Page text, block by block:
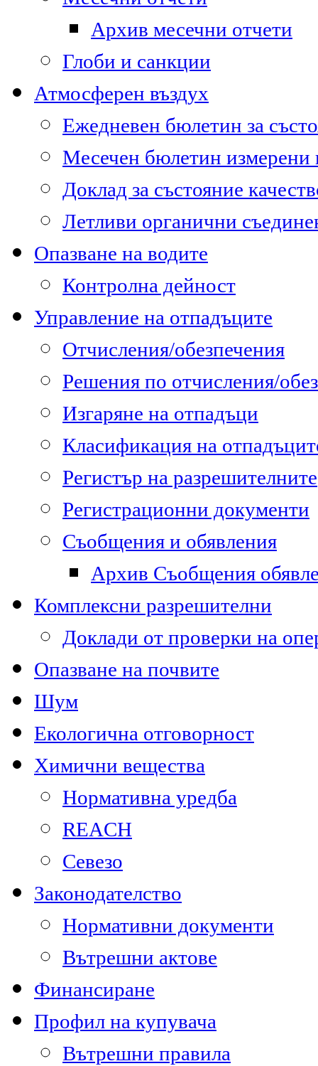
Архив месечни отчети
Глоби и санкции
Атмосферен въздух
Ежедневен бюлетин за
Месечен бюлетин
Доклад за състояние
Летливи органични
Опазване на водите
Контролна дейност
Управление на отпадъците
Отчисления/обезпечения
Решения по отчисления/
Изгаряне на отпадъци
Класификация на
Регистър на разрешителните
Регистрационни документи
Съобщения и обявления
Архив Съобщения
Комплексни разрешителни
Доклади от проверки на
Опазване на почвите
Шум
Екологична отговорност
Химични вещества
Нормативна уредба
REACH
Севезо
Законодателство
Нормативни документи
Вътрешни актове
Финансиране
Профил на купувача
Вътрешни правила